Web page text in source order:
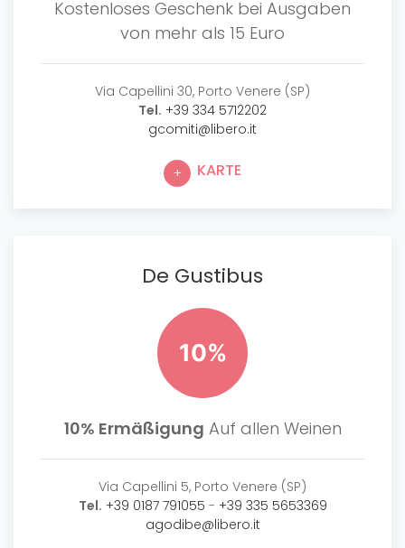
Kostenloses Geschenk bei Ausgaben
von mehr als 15 Euro
Via Capellini 30, Porto Venere (SP)
Tel. +39 334 5712202
gcomiti@libero.it
KARTE
De Gustibus
10%
10% Ermäßigung Auf allen Weinen
Via Capellini 5, Porto Venere (SP)
Tel. +39 0187 791055 - +39 335 5653369
agodibe@libero.it